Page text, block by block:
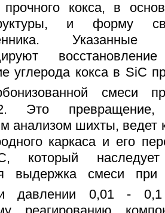
прочного кокса, в
и форму
углерода кокса в SiC
смеси
Это превращение,
анализом шихты, ведет
каркаса и его
который наследует
выдержка смеси при
давлении 0,01 -